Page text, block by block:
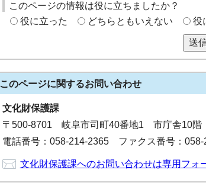
このページの情報は役に立ちましたか？
役に立った
どちらともいえない 役
送
このページに関するお問い合わせ
文化財保護課
〒500-8701 岐阜市司町40番地1 市庁舎10階
電話番号：058-214-2365 ファクス番号：058-
文化財保護課へのお問い合わせは専用フォ